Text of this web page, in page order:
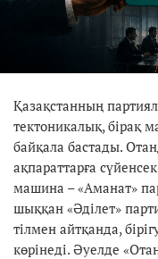
Қазақстанның
тектоникалық, бірақ
байқала бастады.
ақпараттарға
машина – «Аманат»
шыққан «Әділет»
тілмен айтқанда,
көрінеді. Әуелде